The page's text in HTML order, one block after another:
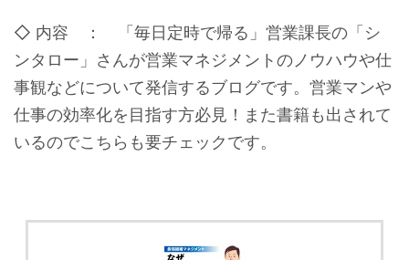
◇ 内容 ： 「毎日定時で帰る」営業課長の「シ
ンタロー」さんが営業マネジメントのノウハウや仕
事観などについて発信するブログです。営業マンや
仕事の効率化を目指す方必見！また書籍も出されて
いるのでこちらも要チェックです。